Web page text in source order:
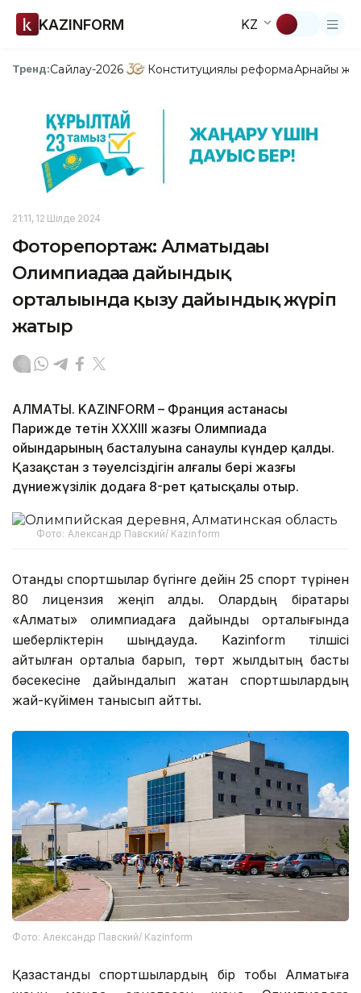
KAZINFORM KZ
Тренд:Сайлау-2026 Конституциялық реформаАрнайы
21:11, 12 Шілде 2024
Фоторепортаж: Алматыдағы
Олимпиадаға дайындық
орталығында қызу дайындық жүріп
жатыр
АЛМАТЫ. KAZINFORM – Франция астанасы
Парижде өтетін XXXIII жазғы Олимпиада
ойындарының басталуына санаулы күндер қалды.
Қазақстан өз тәуелсіздігін алғалы бері жазғы
дүниежүзілік додаға 8-рет қатысқалы отыр.
Фото: Александр Павский/ Kazinform
Отандық спортшылар бүгінге дейін 25 спорт түрінен
80 лицензия жеңіп алды. Олардың бірқатары
«Алматы» олимпиадаға дайындық орталығында
шеберліктерін шыңдауда. Kazinform тілшісі
айтылған орталыққа барып, төрт жылдықтың басты
бәсекесіне дайындалып жатқан спортшылардың
жай-күйімен танысып қайтты.
Фото: Александр Павский/ Kazinform
Қазақстандық спортшылардың бір тобы Алматыға